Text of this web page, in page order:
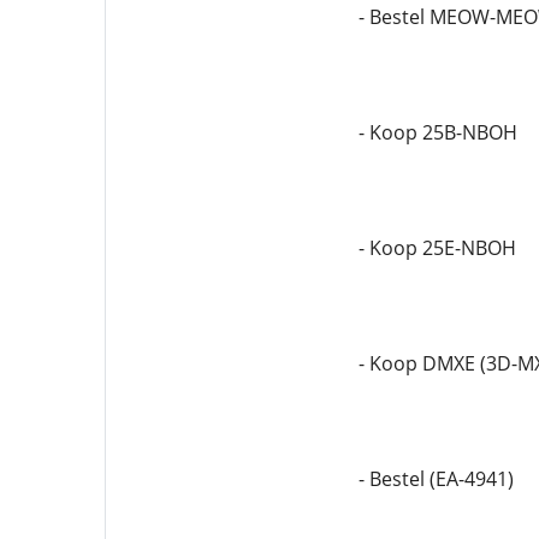
- Bestel MEOW-
- Koop 25B-NBOH
- Koop 25E-NBOH
- Koop DMXE (3D-
- Bestel (EA-4941)